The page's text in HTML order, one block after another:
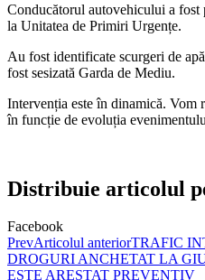
Conducătorul autovehicului a fost
la Unitatea de Primiri Urgențe.
Au fost identificate scurgeri de
fost sesizată Garda de Mediu.
Intervenția este în dinamică. Vom
în funcție de evoluția
Distribuie articolul
Facebook
PrevArticolul anteriorTRAFIC
DROGURI ANCHETAT LA
ESTE ARESTAT PREVENTIV